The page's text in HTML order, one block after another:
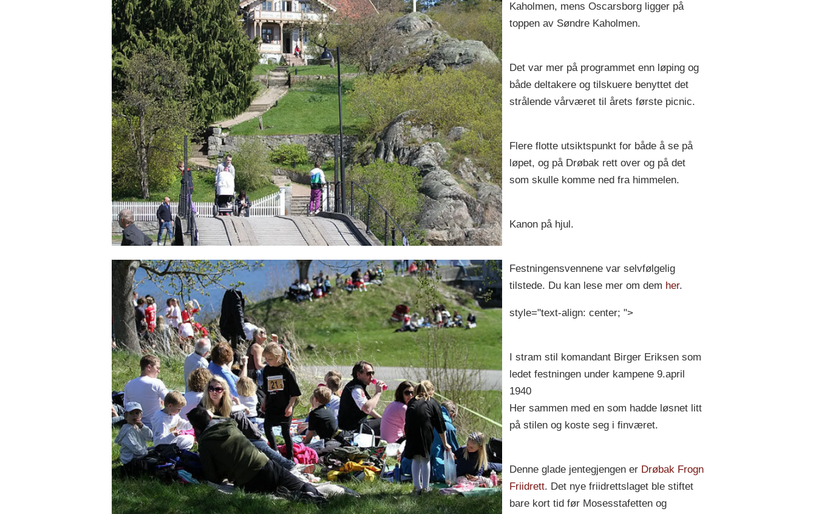
Kaholmen, mens Oscarsborg ligger på
toppen av Søndre Kaholmen.
Det var mer på programmet enn løping og
både deltakere og tilskuere benyttet det
strålende vårværet til årets første picnic.
Flere flotte utsiktspunkt for både å se på
løpet, og på Drøbak rett over og på det
som skulle komme ned fra himmelen.
Kanon på hjul.
Festningensvennene var selvfølgelig
tilstede. Du kan lese mer om dem her.
style="text-align: center; ">
I stram stil komandant Birger Eriksen som
ledet festningen under kampene 9.april
1940
Her sammen med en som hadde løsnet litt
på stilen og koste seg i finværet.
Denne glade jentegjengen er Drøbak Frogn
Friidrett. Det nye friidrettslaget ble stiftet
bare kort tid før Mosesstafetten og